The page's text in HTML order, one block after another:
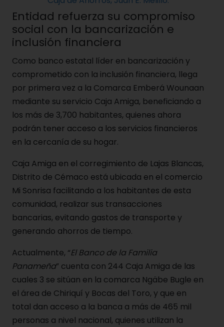
Entidad refuerza su compromiso
social con la bancarización e
inclusión financiera
Como banco estatal líder en bancarización y
comprometido con la inclusión financiera, llega
por primera vez a la Comarca Emberá Wounaan
mediante su servicio Caja Amiga, beneficiando a
los más de 3,700 habitantes, quienes ahora
podrán tener acceso a los servicios financieros
en la cercanía de su hogar.
Caja Amiga en el corregimiento de Lajas Blancas,
Distrito de Cémaco está ubicada en el comercio
Mi Sonrisa facilitando a los habitantes de esta
comunidad, realizar sus transacciones
bancarias, evitando gastos de transporte y
generando ahorros de tiempo.
Actualmente, “El Banco de la Familia
Panameña” cuenta con 244 Caja Amiga de las
cuales 3 se sitúan en la comarca Ngäbe Bugle en
el área de Chiriquí y Bocas del Toro, y que en
total dan acceso a la banca a más de 465 mil
personas a nivel nacional, quienes utilizan la